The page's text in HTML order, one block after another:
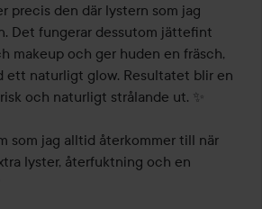
precis den där lystern som jag
Det fungerar dessutom jättefint
makeup och ger huden en fräsch,
ett naturligt glow. Resultatet blir en
och naturligt strålande ut. ✨
som jag alltid återkommer till när
lyster, återfuktning och en